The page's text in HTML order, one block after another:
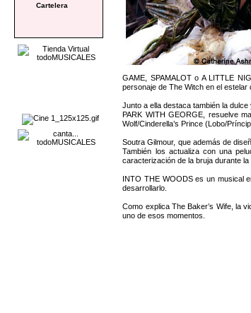
GAME, SPAMALOT o A LITTLE
personaje de The Witch en el estelar
Junto a ella destaca también la
PARK WITH GEORGE, resuelve
Wolf/Cinderella’s Prince (Lobo/
Soutra Gilmour, que además de
También los actualiza con una
caracterización de la bruja durante
INTO THE WOODS es un musical
desarrollarlo.
Como explica The Baker’s Wife, la
uno de esos momentos.
Cartelera